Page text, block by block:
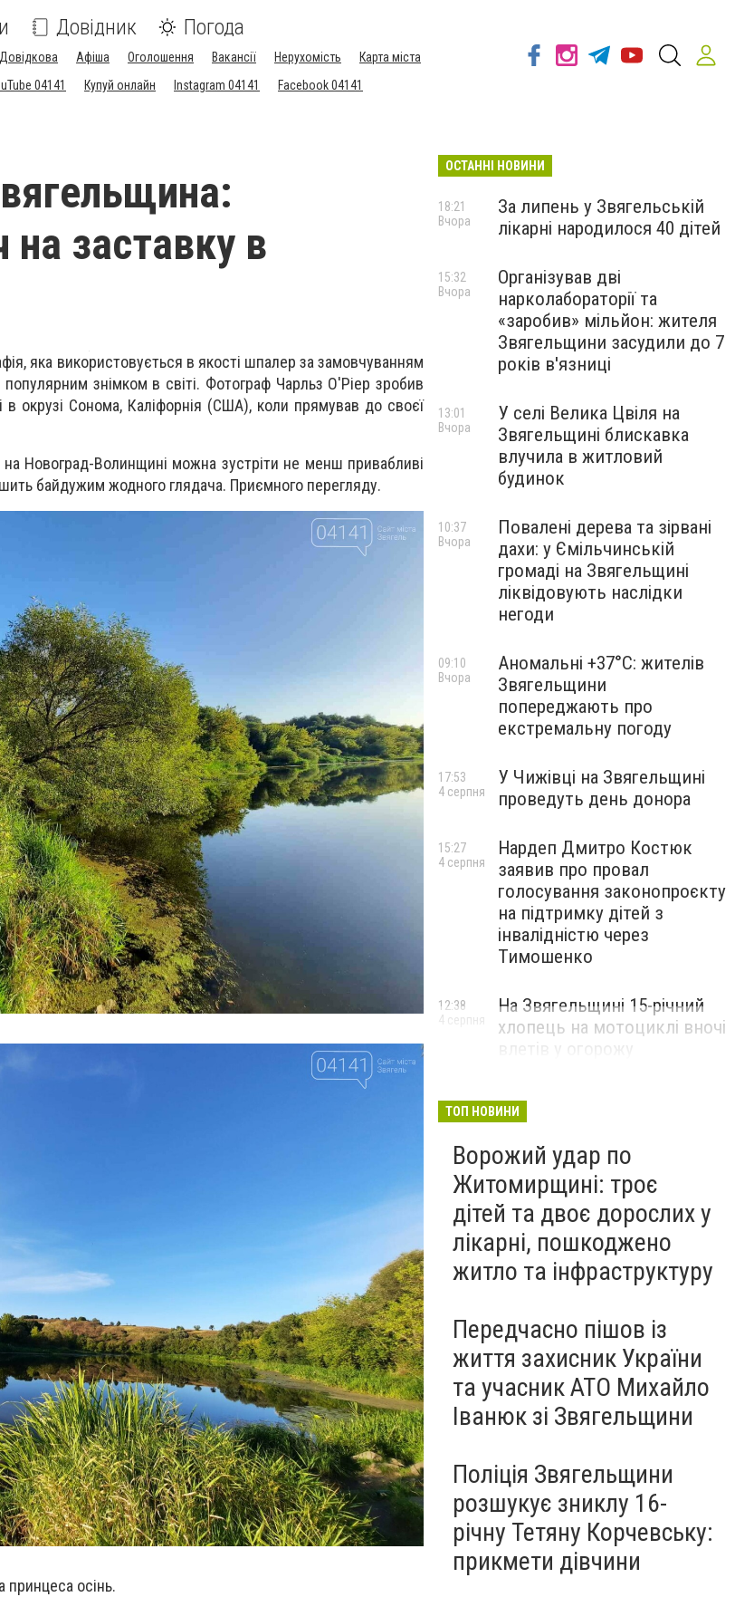
Довідник Погода
Довідкова Афіша Оголошення Вакансії Нерухомість
Карта міста
04141 Купуй онлайн Instagram 04141 Facebook 04141
на заставку в
яка використовується в якості шпалер за замовчуванням
знімком в світі. Фотограф Чарльз О'Ріер зробив
в окрузі Сонома, Каліфорнія (США), коли прямував до своєї
Новоград-Волинщині можна зустріти не менш привабливі
байдужим жодного глядача. Приємного перегляду.
принцеса осінь.
ОСТАННІ НОВИНИ
За липень у Звягельській
лікарні народилося 40 дітей
18:21
Вчора
Організував дві
нарколабораторії та
«заробив» мільйон: жителя
Звягельщини засудили до 7
років в'язниці
15:32
Вчора
У селі Велика Цвіля на
Звягельщині блискавка
влучила в житловий
будинок
13:01
Вчора
Повалені дерева та зірвані
дахи: у Ємільчинській
громаді на Звягельщині
ліквідовують наслідки
негоди
10:37
Вчора
Аномальні +37°C: жителів
Звягельщини
попереджають про
екстремальну погоду
09:10
Вчора
У Чижівці на Звягельщині
проведуть день донора
17:53
4 серпня
Нардеп Дмитро Костюк
заявив про провал
голосування законопроєкту
на підтримку дітей з
інвалідністю через
Тимошенко
15:27
4 серпня
На Звягельщині 15-річний
хлопець на мотоциклі вночі
12:38
4 серпня
ТОП НОВИНИ
Ворожий удар по
Житомирщині: троє
дітей та двоє дорослих у
лікарні, пошкоджено
житло та інфраструктуру
Передчасно пішов із
життя захисник України
та учасник АТО Михайло
Іванюк зі Звягельщини
Поліція Звягельщини
розшукує зниклу 16-
річну Тетяну Корчевську:
прикмети дівчини